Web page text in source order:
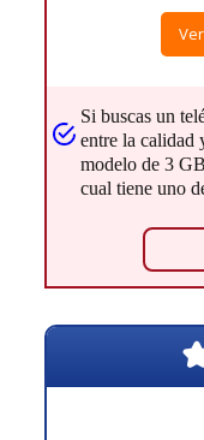
Si buscas un
entre la calidad
modelo de 3
cual tiene uno